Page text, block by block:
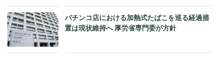
パチンコ店における加熱式たばこを巡る経過措
置は現状維持へ 厚労省専門委が方針